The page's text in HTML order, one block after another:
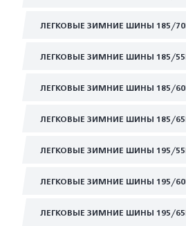
ЛЕГКОВЫЕ ЗИМНИЕ ШИНЫ 185/
ЛЕГКОВЫЕ ЗИМНИЕ ШИНЫ 185/
ЛЕГКОВЫЕ ЗИМНИЕ ШИНЫ 185/
ЛЕГКОВЫЕ ЗИМНИЕ ШИНЫ 185/
ЛЕГКОВЫЕ ЗИМНИЕ ШИНЫ 195/
ЛЕГКОВЫЕ ЗИМНИЕ ШИНЫ 195/
ЛЕГКОВЫЕ ЗИМНИЕ ШИНЫ 195/